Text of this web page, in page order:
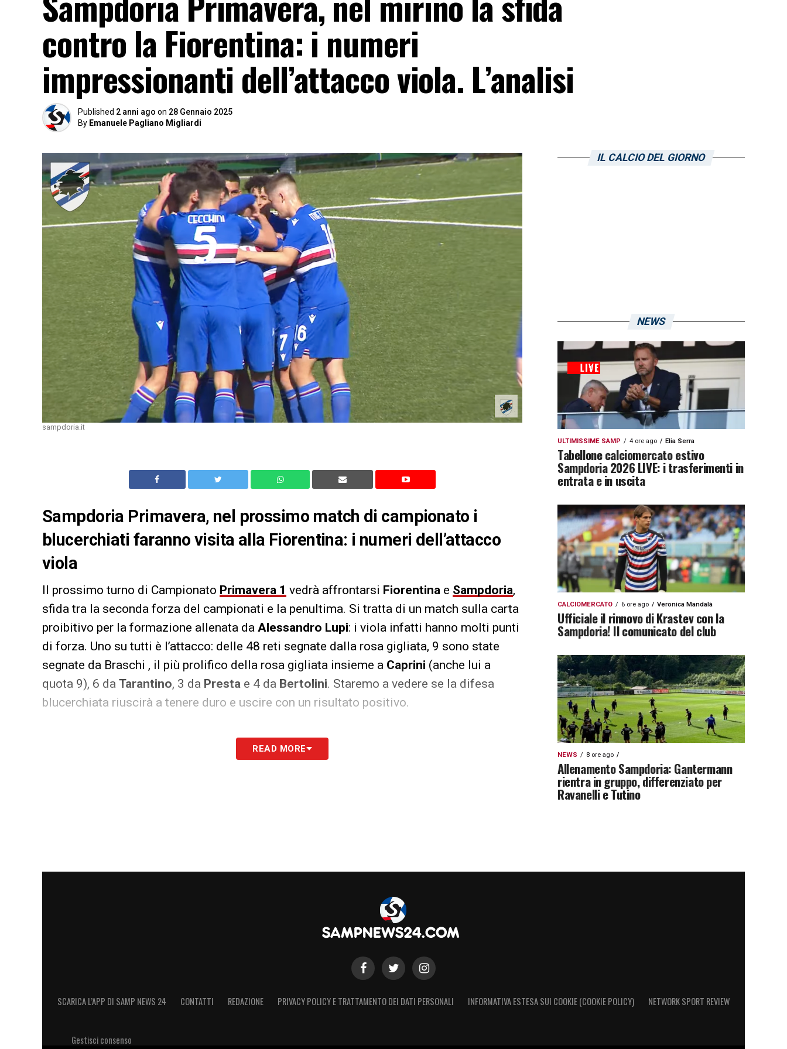
contro la Fiorentina: i numeri
impressionanti dell’attacco viola. L’analisi
Published 2 anni ago on 28 Gennaio 2025
By Emanuele Pagliano Migliardi
sampdoria.it
Sampdoria Primavera, nel prossimo match di campionato i
blucerchiati faranno visita alla Fiorentina: i numeri dell’attacco
viola
Il prossimo turno di Campionato Primavera 1 vedrà affrontarsi Fiorentina e Sampdoria,
sfida tra la seconda forza del campionati e la penultima. Si tratta di un match sulla carta
proibitivo per la formazione allenata da Alessandro Lupi: i viola infatti hanno molti punti
di forza. Uno su tutti è l’attacco: delle 48 reti segnate dalla rosa gigliata, 9 sono state
segnate da Braschi , il più prolifico della rosa gigliata insieme a Caprini (anche lui a
quota 9), 6 da Tarantino, 3 da Presta e 4 da Bertolini. Staremo a vedere se la difesa
blucerchiata riuscirà a tenere duro e uscire con un risultato positivo.
LA PLAYLIST DELLE NOSTRE TOP NEWS
READ MORE
IL CALCIO DEL GIORNO
NEWS
ULTIMISSIME SAMP 4 ore ago Elia Serra
Tabellone calciomercato estivo
Sampdoria 2026 LIVE: i trasferimenti in
entrata e in uscita
CALCIOMERCATO 6 ore ago Veronica Mandalà
Ufficiale il rinnovo di Krastev con la
Sampdoria! Il comunicato del club
NEWS 8 ore ago
Allenamento Sampdoria: Gantermann
rientra in gruppo, differenziato per
Ravanelli e Tutino
SCARICA L’APP DI SAMP NEWS 24 CONTATTI REDAZIONE PRIVACY POLICY E TRATTAMENTO DEI DATI PERSONALI INFORMATIVA ESTESA SUI COOKIE (COOKIE POLICY) NETWORK SPORT REVIEW
Gestisci consenso